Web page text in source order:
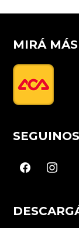
MIRÁ MÁS
facebook